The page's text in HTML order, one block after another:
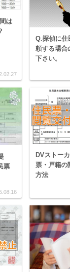
は
Q.探偵に住
頼する場合
下さい。
票
DVストー
票・戸籍の
方法